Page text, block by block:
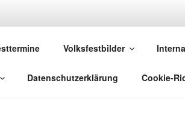
Volksfestbilder
Datenschutzerklärung Cookie-